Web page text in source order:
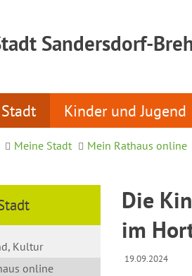
Sandersdorf-
Kinder und Jugend
Meine Stadt Mein Rathaus online
Kultur
online
Die
im
19.09.2024